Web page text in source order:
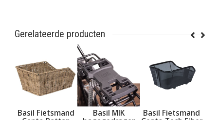
Gerelateerde producten
Basil Fietsmand
Basil MIK
Basil Fietsmand